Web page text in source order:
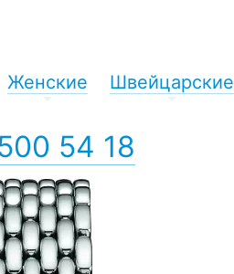
Женские Швейцарские
54 18